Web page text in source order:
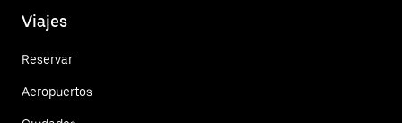
Viajes
Reservar
Aeropuertos